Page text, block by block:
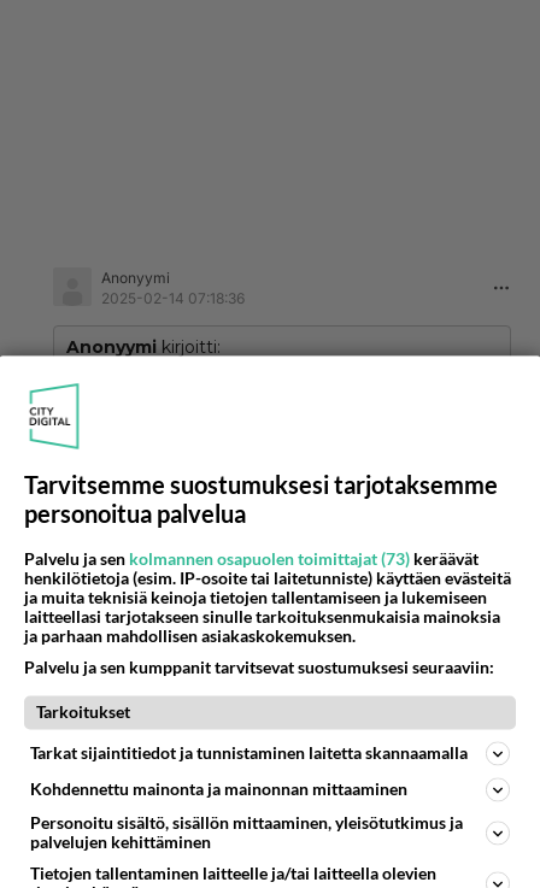
Anonyymi
2025-02-14 07:18:36
Anonyymi kirjoitti:
Näin on, ei yksin naisen kauneus riitä yhtään
ammatti naisella ja olla itsenäinen omas
elämässään.
Äänestä Kommentoi
Anonyymi
Anonyymikirjoitti:
Ei voita koko Euroviisuja.
Viimeisen 5 joukkoon jää.
Äänestä Kommentoi
Tarvitsemme suostumuksesi tarjotaksemme
personoitua palvelua
Palvelu ja sen kolmannen osapuolen toimittajat (73) keräävät
henkilötietoja (esim. IP-osoite tai laitetunniste) käyttäen evästeitä
ja muita teknisiä keinoja tietojen tallentamiseen ja lukemiseen
laitteellasi tarjotakseen sinulle tarkoituksenmukaisia mainoksia
ja parhaan mahdollisen asiakaskokemuksen.
Palvelu ja sen kumppanit tarvitsevat suostumuksesi seuraaviin:
Tarkoitukset
Tarkat sijaintitiedot ja tunnistaminen laitetta skannaamalla
Kohdennettu mainonta ja mainonnan mittaaminen
Personoitu sisältö, sisällön mittaaminen, yleisötutkimus ja
palvelujen kehittäminen
Tietojen tallentaminen laitteelle ja/tai laitteella olevien